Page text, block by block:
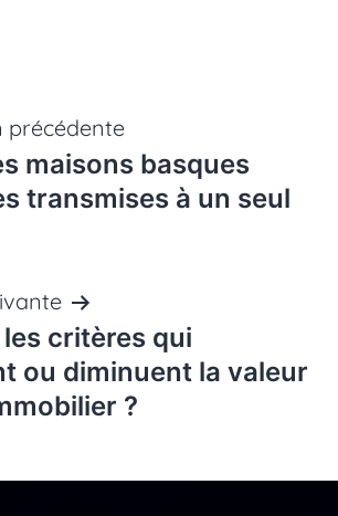
précédente
maisons basques
transmises à un seul
critères qui
ou diminuent la valeur
?